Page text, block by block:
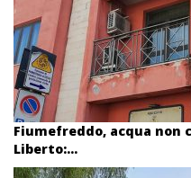
Fiumefreddo, acqua non
Liberto:...